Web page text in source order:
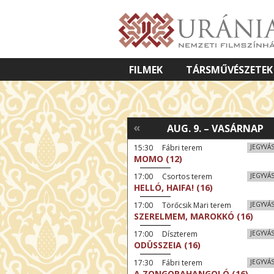
FILMEK TÁRSMŰVÉSZETEK
VETÍTETT KÉPES ELŐADÁSOK
AUG. 9. – VASÁRNAP
«
15:30 Fábri terem
MOMO (12)
17:00 Csortos terem
HELLÓ, HAIFA! (16)
17:00 Törőcsik Mari terem
SZERELMEM, MAROKKÓ (16)
17:00 Díszterem
ODÜSSZEIA (16)
17:30 Fábri terem